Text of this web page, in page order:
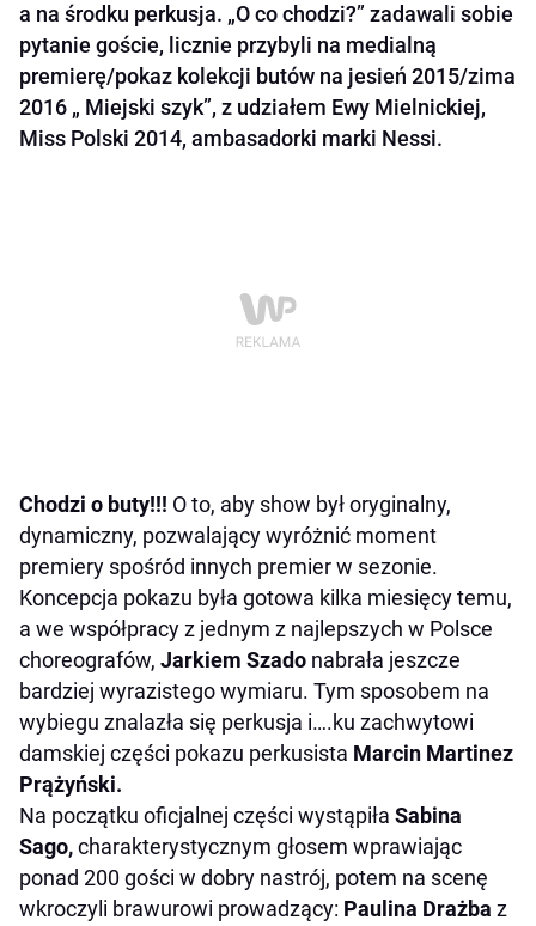
a na środku perkusja. „O co chodzi?” zadawali sobie
pytanie goście, licznie przybyli na medialną
premierę/pokaz kolekcji butów na jesień 2015/zima
2016 „ Miejski szyk”, z udziałem Ewy Mielnickiej,
Miss Polski 2014, ambasadorki marki Nessi.
Chodzi o buty!!! O to, aby show był oryginalny,
dynamiczny, pozwalający wyróżnić moment
premiery spośród innych premier w sezonie.
Koncepcja pokazu była gotowa kilka miesięcy temu,
a we współpracy z jednym z najlepszych w Polsce
choreografów, Jarkiem Szado nabrała jeszcze
bardziej wyrazistego wymiaru. Tym sposobem na
wybiegu znalazła się perkusja i….ku zachwytowi
damskiej części pokazu perkusista Marcin Martinez
Prążyński.
Na początku oficjalnej części wystąpiła Sabina
Sago,charakterystycznym głosem wprawiając
ponad 200 gości w dobry nastrój, potem na scenę
wkroczyli brawurowi prowadzący: Paulina Drażba z